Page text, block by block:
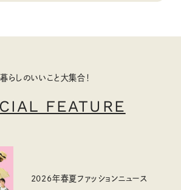
暮らしのいいこと大集合！
FEATURE
2026年春夏ファッションニュース